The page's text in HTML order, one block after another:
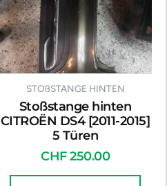
STOßSTANGE HINTEN
Stoßstange hinten
CITROËN DS4 [2011-2015]
5 Türen
CHF250.00